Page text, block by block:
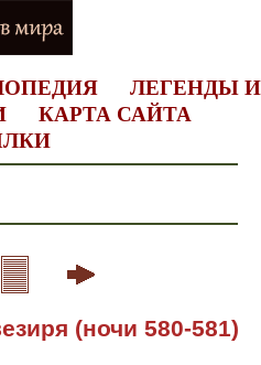
ЛЕГЕНДЫ И
КАРТА САЙТА
(ночи 580-581)